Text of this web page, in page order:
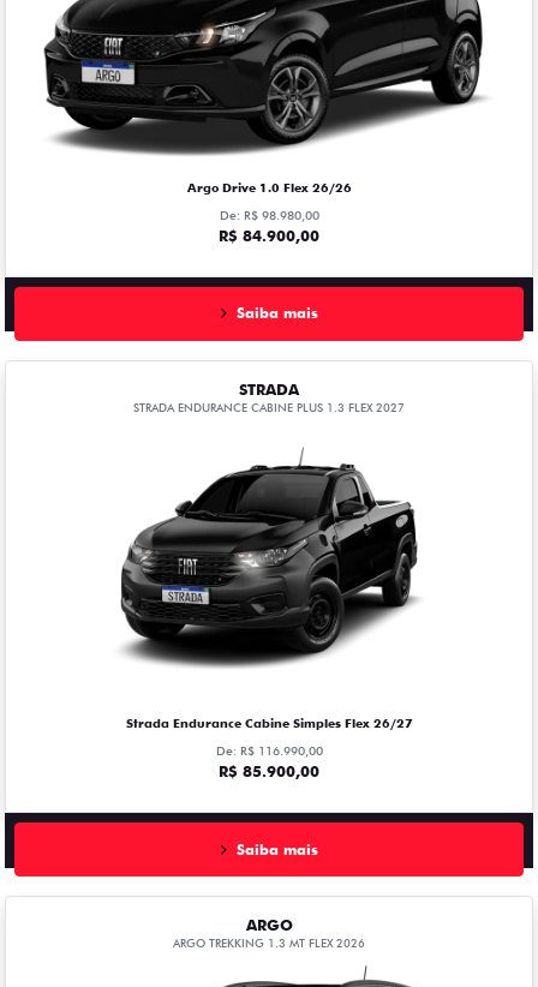
Argo Drive 1.0 Flex 26/26
De: R$ 98.980,00
R$ 84.900,00
Saiba mais
STRADA
STRADA ENDURANCE CABINE PLUS 1.3 FLEX 2027
Strada Endurance Cabine Simples Flex 26/27
De: R$ 116.990,00
R$ 85.900,00
Saiba mais
ARGO
ARGO TREKKING 1.3 MT FLEX 2026